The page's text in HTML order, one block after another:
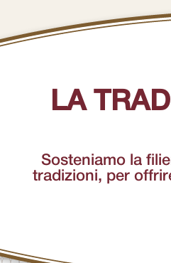
LA
Sosteniamo la
tradizioni, per